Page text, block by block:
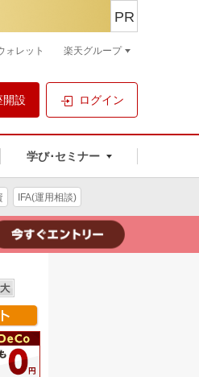
開設 ログイン
学び･セミナー
PR
ォレット 楽天グループ
IFA(運用相談)